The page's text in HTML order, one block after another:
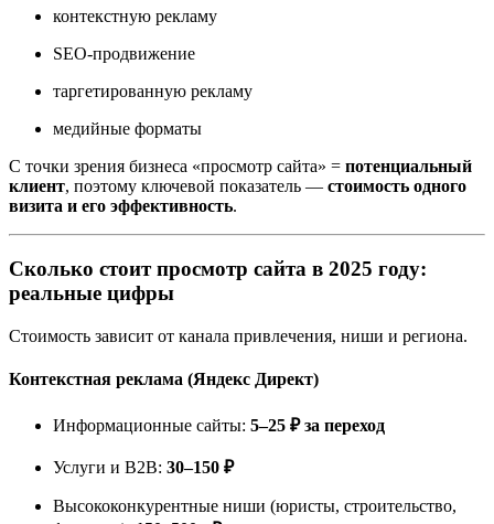
контекстную рекламу
SEO-продвижение
таргетированную рекламу
медийные форматы
С точки зрения бизнеса «просмотр сайта» = потенциальный
клиент, поэтому ключевой показатель — стоимость одного
визита и его эффективность.
Сколько стоит просмотр сайта в 2025 году:
реальные цифры
Стоимость зависит от канала привлечения, ниши и региона.
Контекстная реклама (Яндекс Директ)
Информационные сайты: 5–25 ₽ за переход
Услуги и B2B: 30–150 ₽
Высококонкурентные ниши (юристы, строительство,